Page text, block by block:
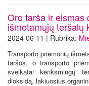
Oro tarša ir eismas
išmetamųjų teršalų
2024 06 11 | Rubrika:
Transporto priemonių
taršos, o transporto
sveikatai kenksmingų
dioksidą, lakiuosius